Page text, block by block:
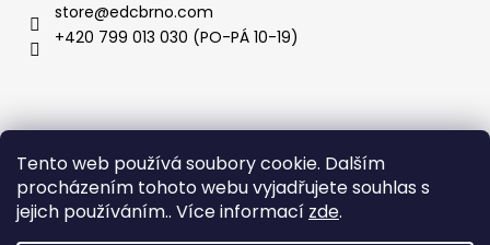
Tento web používá soubory cookie. Dalším
procházením tohoto webu vyjadřujete souhlas s
jejich používáním.. Více informací zde.
r
v
v
p
i
s
store@edcbrno.com
+420 799 013 030 (PO-PÁ 10-19)
Informace pro vás
Obchodní podmínky